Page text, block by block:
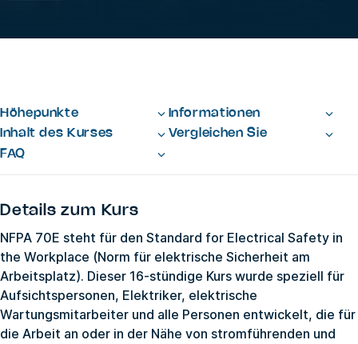
Höhepunkte
Informationen
Inhalt des Kurses
Vergleichen Sie
FAQ
Details zum Kurs
NFPA 70E steht für den Standard for Electrical Safety in
the Workplace (Norm für elektrische Sicherheit am
Arbeitsplatz). Dieser 16-stündige Kurs wurde speziell für
Aufsichtspersonen, Elektriker, elektrische
Wartungsmitarbeiter und alle Personen entwickelt, die für
die Arbeit an oder in der Nähe von stromführenden und